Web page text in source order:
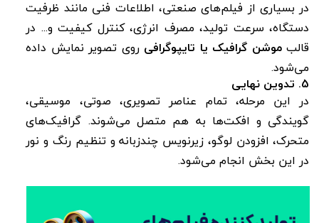
در بسیاری از فیلم‌های صنعتی، اطلاعات فنی مانند ظرفیت
دستگاه، سرعت تولید، مصرف انرژی، کنترل کیفیت و... در
قالب موشن گرافیک یا تایپوگرافی روی تصویر نمایش داده
می‌شود.
5. تدوین نهایی
در این مرحله، تمام عناصر تصویری، صوتی، موسیقی،
گویندگی و افکت‌ها به هم متصل می‌شوند. گرافیک‌های
متحرک، افزودن لوگو، زیرنویس چندزبانه و تنظیم رنگ و نور
در این بخش انجام می‌شود.